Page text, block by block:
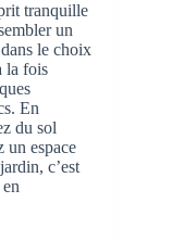
tranquille
un
le choix
la fois
En
du sol
un espace
c’est